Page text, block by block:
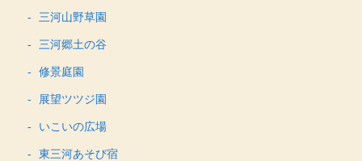
三河山野草園
三河郷土の谷
修景庭園
展望ツツジ園
いこいの広場
東三河あそび宿